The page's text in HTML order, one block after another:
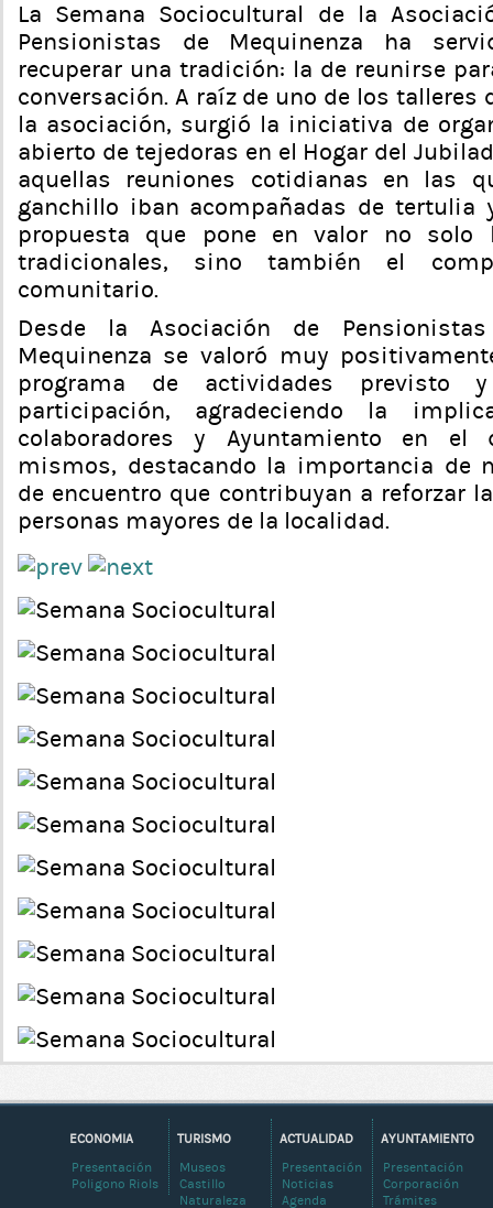
La Semana Sociocultural de la
Pensionistas de Mequinenza ha
recuperar una tradición: la de reunirse
conversación. A raíz de uno de los talleres
la asociación, surgió la iniciativa de
abierto de tejedoras en el Hogar del
aquellas reuniones cotidianas en las
ganchillo iban acompañadas de tertulia
propuesta que pone en valor no solo
tradicionales, sino también el
comunitario.
Desde la Asociación de
Mequinenza se valoró muy
programa de actividades previsto
participación, agradeciendo la
colaboradores y Ayuntamiento en el
mismos, destacando la importancia de
de encuentro que contribuyan a reforzar
personas mayores de la localidad.
AYUNTAMIENTO
Presentación
Corporación
Trámites
ACTUALIDAD
Presentación
Noticias
Agenda
TURISMO
Museos
Castillo
Naturaleza
ECONOMIA
Presentación
Poligono Riols